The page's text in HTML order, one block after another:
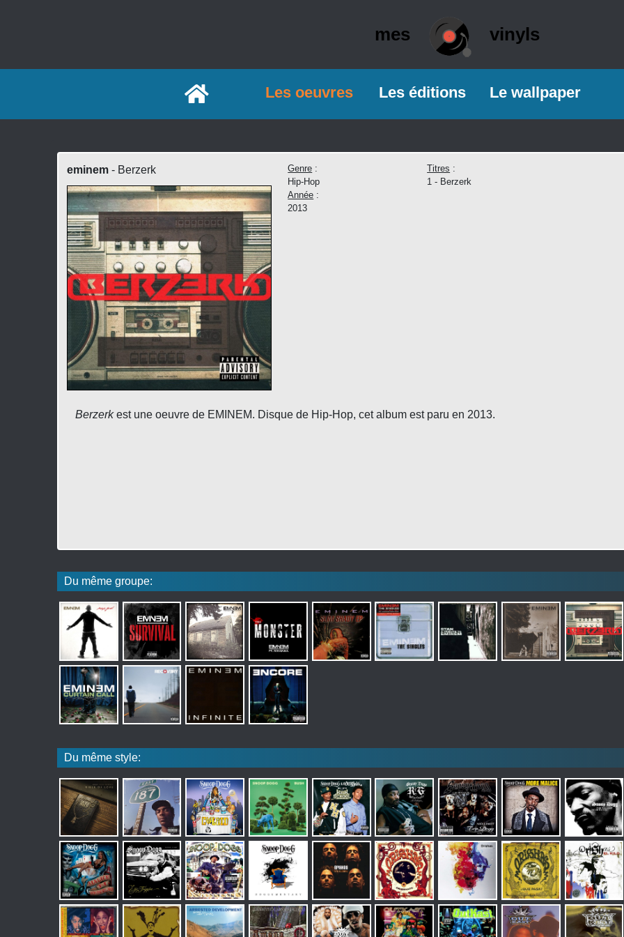
mes vinyls
AccueilLes oeuvres Les éditions Le wallpaper
eminem- Berzerk Genre :
Hip-Hop
Année :
2013
Titres :
1 - Berzerk
Berzerkest une oeuvre de EMINEM. Disque de Hip-Hop, cet album est paru en 2013.
Du même groupe:
Du même style: